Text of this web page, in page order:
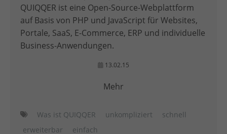
QUIQQER ist eine Open-Source-Webplattform
auf Basis von PHP und JavaScript für Websites,
Portale, SaaS, E-Commerce, ERP und individuelle
Business-Anwendungen.
13.02.15
Mehr
Was ist QUIQQER unkompliziert
schnell
erweiterbar
einfach